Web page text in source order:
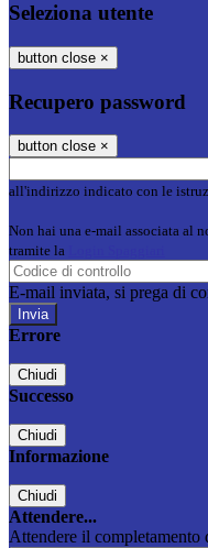
Seleziona utente
button close ×
Recupero password
button close ×
all'indirizzo indicato con le
Non hai una e-mail associata al
tramite la
E-mail inviata, si prega di
Errore
Chiudi
Successo
Chiudi
Informazione
Chiudi
Attendere...
Attendere il completamento